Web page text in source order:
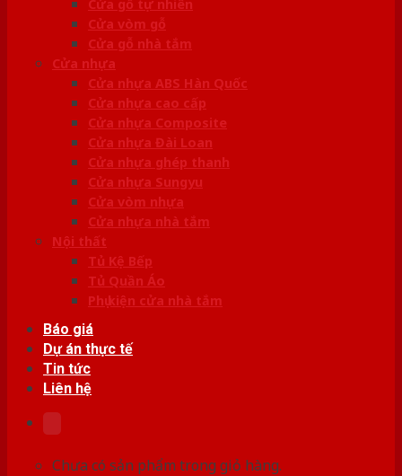
Cửa gỗ tự nhiên
Cửa vòm gỗ
Cửa gỗ nhà tắm
Cửa nhựa
Cửa nhựa ABS Hàn Quốc
Cửa nhựa cao cấp
Cửa nhựa Composite
Cửa nhựa Đài Loan
Cửa nhựa ghép thanh
Cửa nhựa Sungyu
Cửa vòm nhựa
Cửa nhựa nhà tắm
Nội thất
Tủ Kệ Bếp
Tủ Quần Áo
Phụ kiện cửa nhà tắm
Báo giá
Dự án thực tế
Tin tức
Liên hệ
Chưa có sản phẩm trong giỏ hàng.